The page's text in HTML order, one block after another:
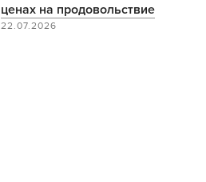
ценах на продовольствие
22.07.2026